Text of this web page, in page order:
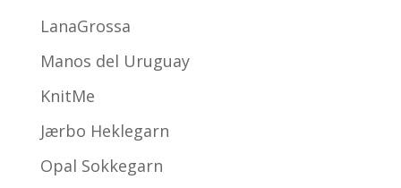
LanaGrossa
Manos del Uruguay
KnitMe
Jærbo Heklegarn
Opal Sokkegarn